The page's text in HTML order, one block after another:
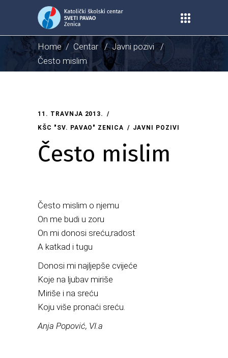
Home/Centar /Javni pozivi /
Često mislim
11. TRAVNJA 2013.
KŠC "SV. PAVAO" ZENICA
JAVNI POZIVI
Često mislim
Često mislim o njemu
On me budi u zoru
On mi donosi sreću,radost
A katkad i tugu
Donosi mi najljepše cvijeće
Koje na ljubav miriše
Miriše i na sreću
Koju više pronaći sreću.
Anja Popović, VI.a